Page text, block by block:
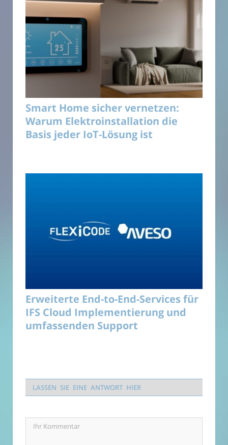
Smart Home sicher vernetzen:
Warum Elektroinstallation die
Basis jeder IoT-Lösung ist
Erweiterte End-to-End-Services für
IFS Cloud Implementierung und
umfassenden Support
LASSEN SIE EINE ANTWORT HIER